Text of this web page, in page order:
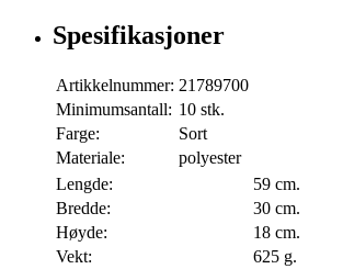
Spesifikasjoner
Artikkelnummer: 21789700
Minimumsantall: 10 stk.
Farge:
Sort
Materiale:
polyester
Lengde:
59 cm.
Bredde:
30 cm.
Høyde:
18 cm.
Vekt:
625 g.